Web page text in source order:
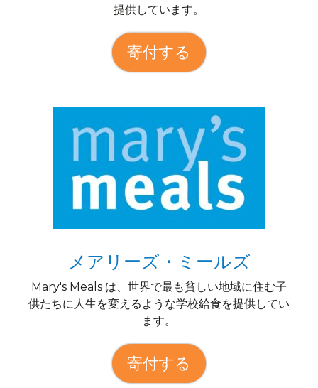
提供しています。
寄付する
メアリーズ・ミールズ
Mary's Meals は、世界で最も貧しい地域に住む子
供たちに人生を変えるような学校給食を提供してい
ます。
寄付する